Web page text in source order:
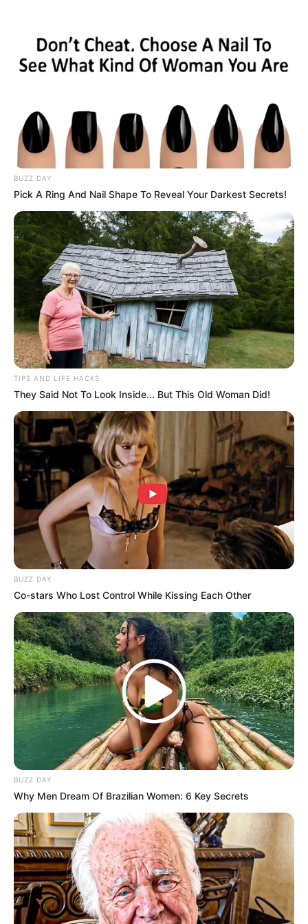
HOME
INSPIRASI
STYLE
FILM &
SERIES
NGAKAK
QUOTES
HYPE
MORE
Bu Lingga
BUZZ DAY
Pick A Ring And Nail Shape To Reveal Your Darkest Secrets!
TIPS AND LIFE HACKS
They Said Not To Look Inside... But This Old Woman Did!
BUZZ DAY
Co-stars Who Lost Control While Kissing Each Other
BUZZ DAY
Why Men Dream Of Brazilian Women: 6 Key Secrets